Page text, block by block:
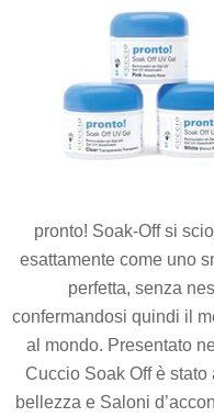
pronto! Soak-Off si
esattamente come uno
perfetta, senza
confermandosi quindi il
al mondo. Presentato
Cuccio Soak Off è
bellezza e Saloni